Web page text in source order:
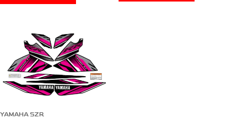
YAMAHA SZR